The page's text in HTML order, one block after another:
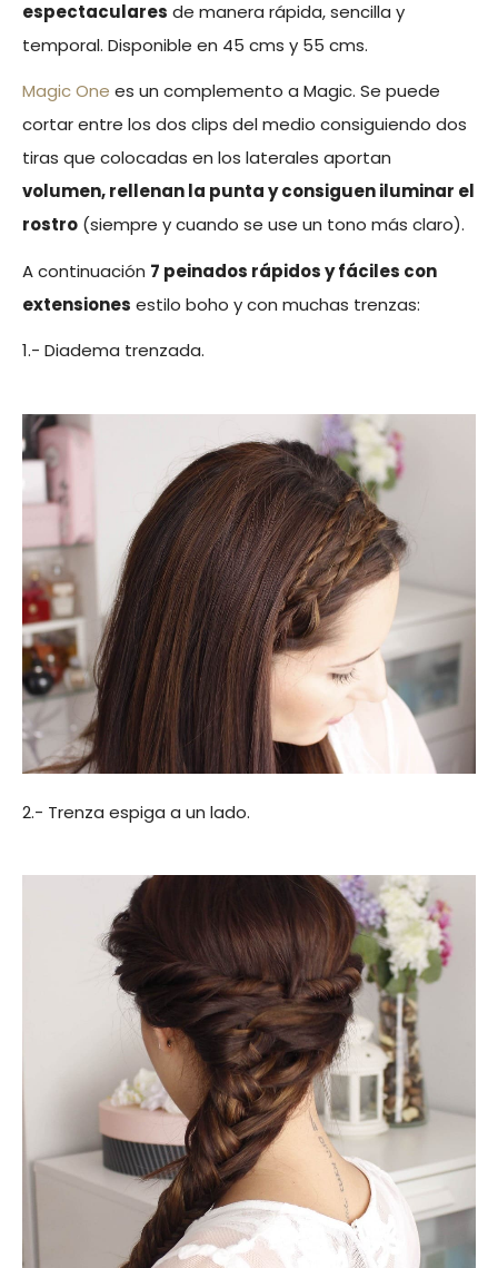
espectaculares de manera rápida, sencilla y
temporal. Disponible en 45 cms y 55 cms.
Magic One es un complemento a Magic. Se puede
cortar entre los dos clips del medio consiguiendo dos
tiras que colocadas en los laterales aportan
volumen, rellenan la punta y consiguen iluminar el
rostro (siempre y cuando se use un tono más claro).
A continuación 7 peinados rápidos y fáciles con
extensiones estilo boho y con muchas trenzas:
1.- Diadema trenzada.
2.- Trenza espiga a un lado.